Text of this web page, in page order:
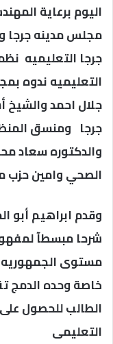
اليوم برعاية
مجلس مدينه جرجا
جرجا التعليميه
التعليميه ندوه
جلال احمد
جرجا ومنسق
والدكتوره سعاد
الصحي وامين
وقدم ابراهيم أبو
شرحا مبسطآ
مستوى الجمهوريه
خاصة وحده الدمج
الطالب للحصول
التعليمى